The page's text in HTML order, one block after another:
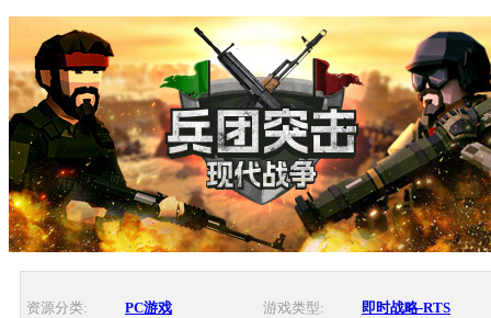
资源分类: PC游戏 游戏类型: 即时战略-RTS